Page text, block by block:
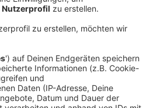
eine Welle Niederrhein-
Hundehalter für ein Tier
Hier wurden im